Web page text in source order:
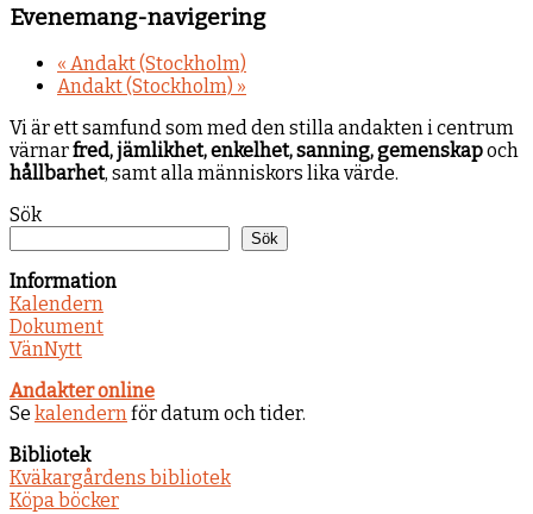
Evenemang-navigering
« Andakt (Stockholm)
Andakt (Stockholm) »
Vi är ett samfund som med den stilla andakten i centrum
värnarfred, jämlikhet, enkelhet, sanning, gemenskapoch
hållbarhet, samt alla människors lika värde.
Sök
Sök
Information
Kalendern
Dokument
VänNytt
Andakter online
Se kalendernför datum och tider.
Bibliotek
Kväkargårdens bibliotek
Köpa böcker